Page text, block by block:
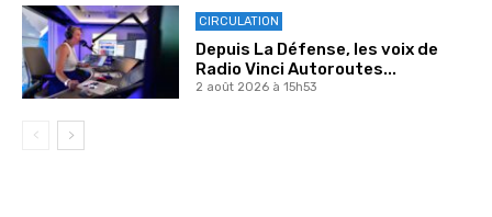
CIRCULATION
Depuis La Défense, les voix de
Radio Vinci Autoroutes...
2 août 2026 à 15h53